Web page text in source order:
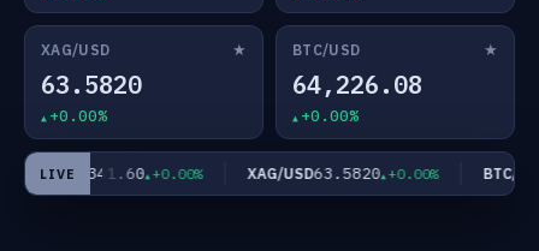
XAG/USD ★
63.5820
+0.00%
BTC/USD ★
64,226.08
+0.00%
LIVE
USD4,341.60 +0.00% XAG/USD63.5820 +0.00% BTC/USD